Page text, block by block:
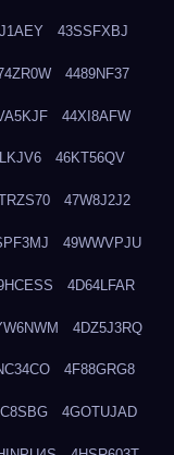
43SSFXBJ
4489NF37
44XI8AFW
46KT56QV
47W8J2J2
49WWVPJU
4D64LFAR
4DZ5J3RQ
4F88GRG8
4GOTUJAD